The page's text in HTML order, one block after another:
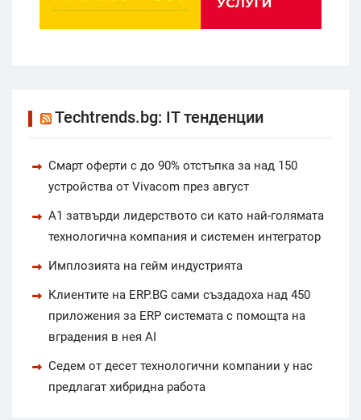
Techtrends.bg: IT тенденции
Смарт оферти с до 90% отстъпка за над 150
устройства от Vivacom през август
А1 затвърди лидерството си като най-голямата
технологична компания и системен интегратор
Имплозията на гейм индустрията
Клиентите на ERP.BG сами създадоха над 450
приложения за ERP системата с помощта на
вградения в нея AI
Седем от десет технологични компании у нас
предлагат хибридна работа